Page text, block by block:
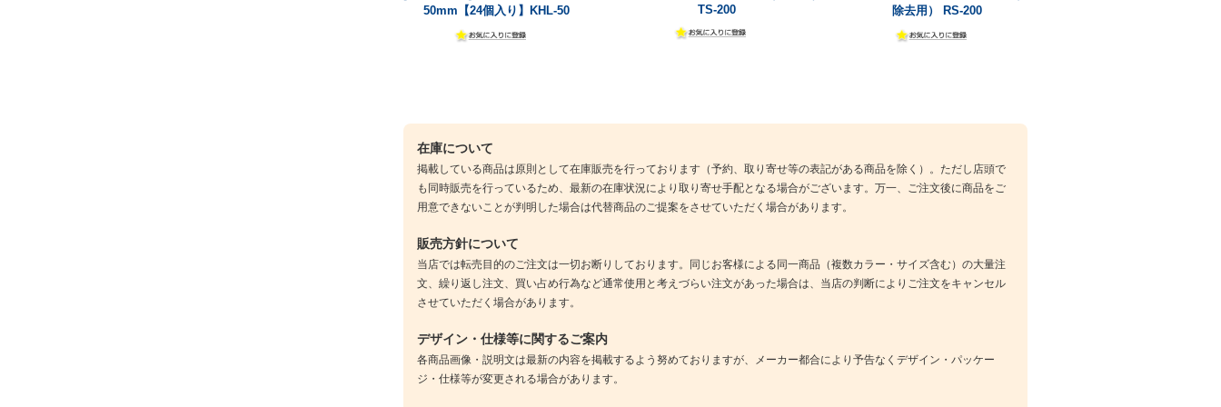
50mm【24個入り】KHL-50
TS-200
除去用） RS-200
在庫について
掲載している商品は原則として在庫販売を行っております（予約、取り寄せ等の表記がある商品を除く）。ただし店頭で
も同時販売を行っているため、最新の在庫状況により取り寄せ手配となる場合がございます。万一、ご注文後に商品をご
用意できないことが判明した場合は代替商品のご提案をさせていただく場合があります。
販売方針について
当店では転売目的のご注文は一切お断りしております。同じお客様による同一商品（複数カラー・サイズ含む）の大量注
文、繰り返し注文、買い占め行為など通常使用と考えづらい注文があった場合は、当店の判断によりご注文をキャンセル
させていただく場合があります。
デザイン・仕様等に関するご案内
各商品画像・説明文は最新の内容を掲載するよう努めておりますが、メーカー都合により予告なくデザイン・パッケー
ジ・仕様等が変更される場合があります。